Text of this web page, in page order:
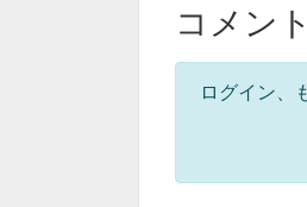
コメント
ログイン、